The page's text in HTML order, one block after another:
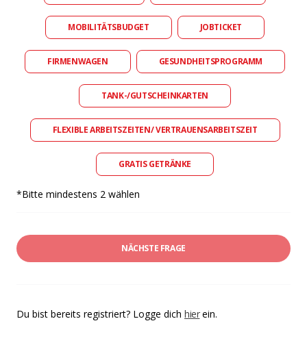
MOBILITÄTSBUDGET JOBTICKET
FIRMENWAGEN GESUNDHEITSPROGRAMM
TANK-/GUTSCHEINKARTEN
FLEXIBLE ARBEITSZEITEN/ VERTRAUENSARBEITSZEIT
GRATIS GETRÄNKE
*Bitte mindestens 2 wählen
NÄCHSTE FRAGE
Du bist bereits registriert? Logge dich hierein.